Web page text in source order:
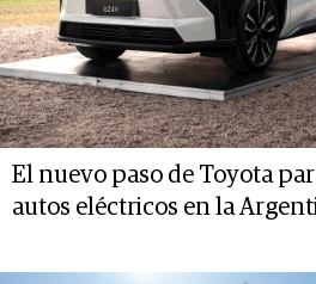
El nuevo paso de Toyota
autos eléctricos en la